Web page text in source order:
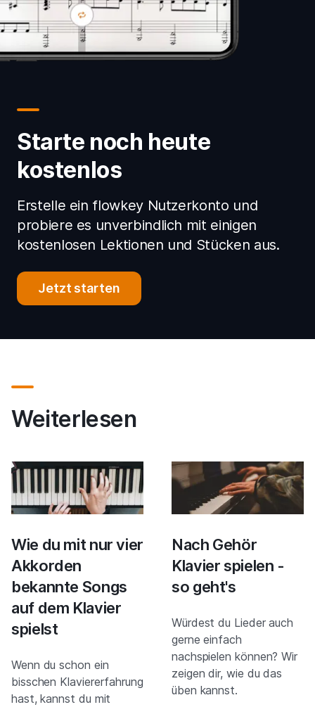
Starte noch heute
kostenlos
Erstelle ein flowkey Nutzerkonto und
probiere es unverbindlich mit einigen
kostenlosen Lektionen und Stücken aus.
Jetzt starten
Weiterlesen
Wie du mit nur vier
Akkorden
bekannte Songs
auf dem Klavier
spielst
Wenn du schon ein
bisschen Klaviererfahrung
hast, kannst du mit
Nach Gehör
Klavier spielen -
so geht's
Würdest du Lieder auch
gerne einfach
nachspielen können? Wir
zeigen dir, wie du das
üben kannst.